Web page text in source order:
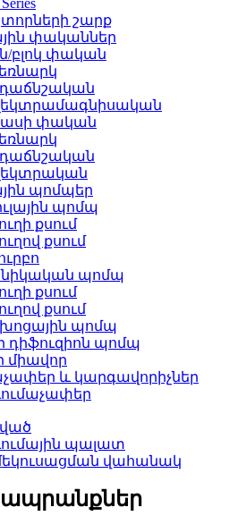
շարք
փականներ
բլոկ փական
փական
պոմպեր
պոմպ
քսում
քսում
պոմպ
քսում
քսում
պոմպ
դիֆուզիոն պոմպ
միավոր
և կարգավորիչներ
պալատ
վահանակ